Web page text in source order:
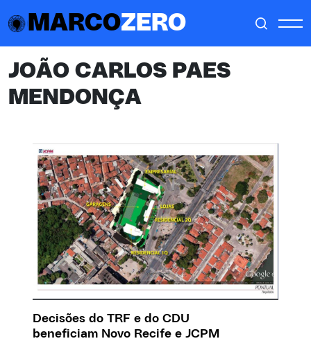
MARCOZERO
JOÃO CARLOS PAES
MENDONÇA
Decisões do TRF e do CDU
beneficiam Novo Recife e JCPM